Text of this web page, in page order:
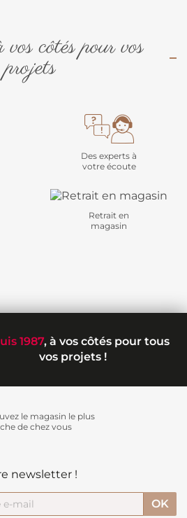
côtés pour vos
projets
Des experts à
votre écoute
Retrait en
magasin
1987, à vos côtés pour tous
vos projets !
le magasin le plus
de chez vous
newsletter !